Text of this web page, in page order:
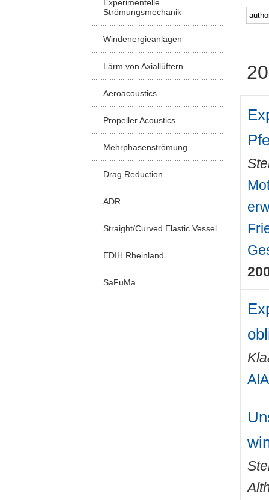
Experimentelle
Strömungsmechanik
Windenergieanlagen
Lärm von Axiallüftern
Aeroacoustics
Propeller Acoustics
Mehrphasenströmung
Drag Reduction
ADR
Straight/Curved Elastic Vessel
EDIH Rheinland
SaFuMa